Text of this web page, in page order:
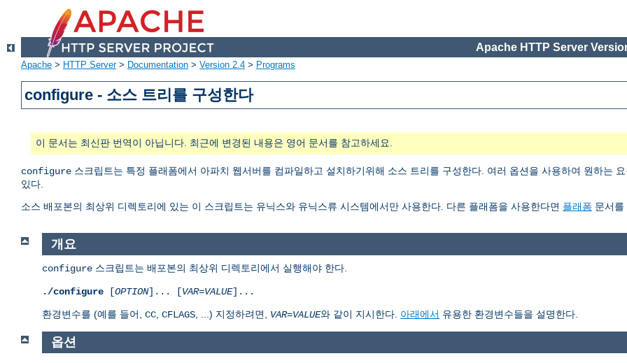
Apache HTTP Server
Apache > HTTP Server> Documentation > Version 2.4 > Programs
configure - 소스 트리를 구성한다
이 문서는 최신판 번역이 아닙니다. 최근에 변경된 내용은 영어 문서를 참고하세요.
configure 스크립트는 특정 플래폼에서 아파치 웹서버를 컴파일하고 설치하기위해 소스 트리를 구성한다. 여러 옵션을 사용하여 원하는
있다.
소스 배포본의 최상위 디렉토리에 있는 이 스크립트는 유닉스와 유닉스류 시스템에서만 사용한다. 다른 플래폼을 사용한다면 플래폼 문서를
개요
configure 스크립트는 배포본의 최상위 디렉토리에서 실행해야 한다.
./configure [OPTION]... [VAR=VALUE]...
환경변수를 (예를 들어, CC CFLAGS , ...) 지정하려면, VAR=VALUE와 같이 지시한다. 아래에서 유용한 환경변수들을 설명한다.
옵션